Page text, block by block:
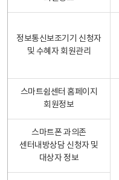
정보통신보조기기 신청자
및 수혜자 회원관리
스마트쉼센터 홈페이지
회원정보
스마트폰 과의존
센터내방상담 신청자 및
대상자 정보